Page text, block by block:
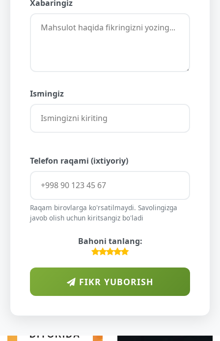
Xabaringiz
Ismingiz
Telefon raqami (ixtiyoriy)
Raqam birovlarga ko'rsatilmaydi. Savolingizga
javob olish uchun kiritsangiz bo'ladi
Bahoni tanlang:
FIKR YUBORISH